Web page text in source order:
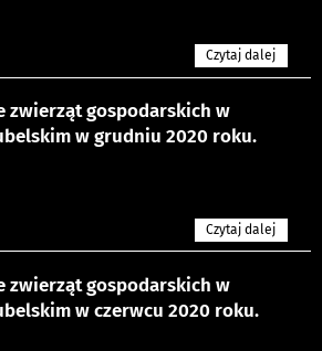
Czytaj dalej
zwierząt gospodarskich w
w grudniu 2020 roku.
Czytaj dalej
zwierząt gospodarskich w
w czerwcu 2020 roku.